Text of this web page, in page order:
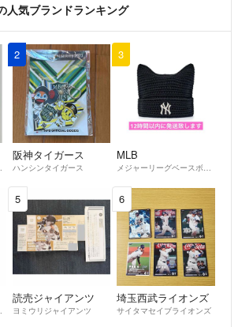
人気ブランドランキング
2
阪神タイガース
ハンシンタイガース
3
MLB
ターズ
5
読売ジャイアンツ
ヨミウリジャイアンツ
6
埼玉西武ライオンズ
サイタマセイブライオンズ